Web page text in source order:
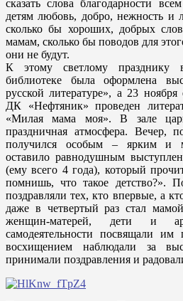
сказать слова благодарности
детям любовь, добро, нежность и
сколько бы хороших, добрых
мамам, сколько бы поводов для
они не будут.
К этому светлому празднику
библиотеке была оформлена
русской литературе», а 23
ДК «Нефтяник» проведен
«Милая мама моя». В зале
праздничная атмосфера. Вечер,
получился особым – ярким и
оставило равнодушным
(ему всего 4 года), который
помнишь, что такое детство?».
поздравляли тех, кто впервые, а
даже в четвертый раз стал
женщин-матерей, дети и
самодеятельности посвящали
восхищением наблюдали за
принимали поздравления и